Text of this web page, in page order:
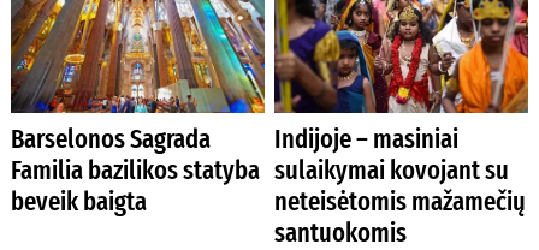
Barselonos Sagrada
Familia bazilikos statyba
beveik baigta
Indijoje – masiniai
sulaikymai kovojant su
neteisėtomis mažamečių
santuokomis